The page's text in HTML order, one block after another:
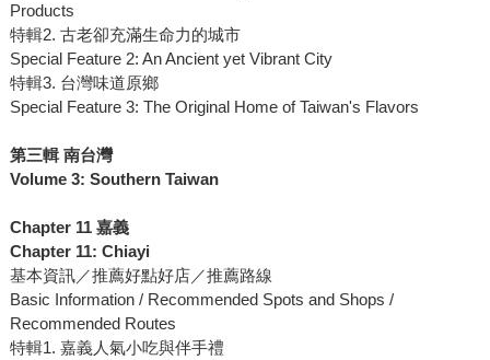
Products
特輯2. 古老卻充滿生命力的城市
Special Feature 2: An Ancient yet Vibrant City
特輯3. 台灣味道原鄉
Special Feature 3: The Original Home of Taiwan's Flavors
第三輯 南台灣
Volume 3: Southern Taiwan
Chapter 11 嘉義
Chapter 11: Chiayi
基本資訊／推薦好點好店／推薦路線
Basic Information / Recommended Spots and Shops /
Recommended Routes
特輯1. 嘉義人氣小吃與伴手禮